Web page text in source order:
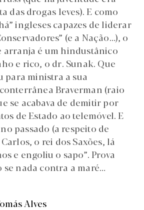
das drogas leves). E como
ingleses capazes de liderar
(e a Nação…), o
arranja é um hindustânico
e rico, o dr. Sunak. Que
para ministra a sua
Braverman (raio
se acabava de demitir por
de Estado ao telemóvel. E
passado (a respeito de
o rei dos Saxões, lá
e engoliu o sapo”. Prova
se nada contra a maré…
Alves